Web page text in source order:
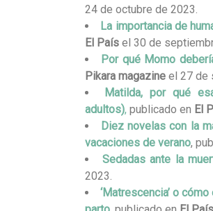
24 de octubre de 2023.
La importancia de
El País el 30 de
Por qué Momo
Pikara magazine el 27 de
Matilda, por qué
adultos), publicado en El
Diez novelas con la
vacaciones de verano,
Sedadas ante la
2023.
‘Matrescencia’ o